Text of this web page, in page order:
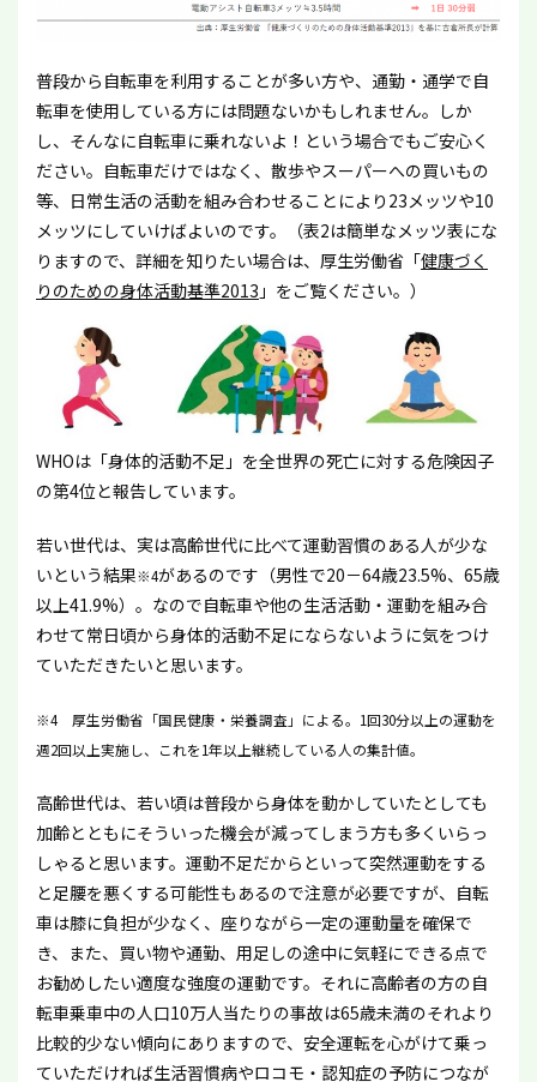
普段から自転車を利用することが多い方や、通勤・通学で自
転車を使用している方には問題ないかもしれません。しか
し、そんなに自転車に乗れないよ！という場合でもご安心く
ださい。自転車だけではなく、散歩やスーパーへの買いもの
等、日常生活の活動を組み合わせることにより23メッツや10
メッツにしていけばよいのです。（表2は簡単なメッツ表にな
りますので、詳細を知りたい場合は、厚生労働省「健康づく
りのための身体活動基準2013 」をご覧ください。）
WHOは「身体的活動不足」を全世界の死亡に対する危険因子
の第4位と報告しています。
若い世代は、実は高齢世代に比べて運動習慣のある人が少な
いという結果※4があるのです（男性で20－64歳23.5%、65歳
以上41.9%）。なので自転車や他の生活活動・運動を組み合
わせて常日頃から身体的活動不足にならないように気をつけ
ていただきたいと思います。
※4 厚生労働省「国民健康・栄養調査」による。1回30分以上の運動を
週2回以上実施し、これを1年以上継続している人の集計値。
高齢世代は、若い頃は普段から身体を動かしていたとしても
加齢とともにそういった機会が減ってしまう方も多くいらっ
しゃると思います。運動不足だからといって突然運動をする
と足腰を悪くする可能性もあるので注意が必要ですが、自転
車は膝に負担が少なく、座りながら一定の運動量を確保で
き、また、買い物や通勤、用足しの途中に気軽にできる点で
お勧めしたい適度な強度の運動です。それに高齢者の方の自
転車乗車中の人口10万人当たりの事故は65歳未満のそれより
比較的少ない傾向にありますので、安全運転を心がけて乗っ
ていただければ生活習慣病やロコモ・認知症の予防につなが